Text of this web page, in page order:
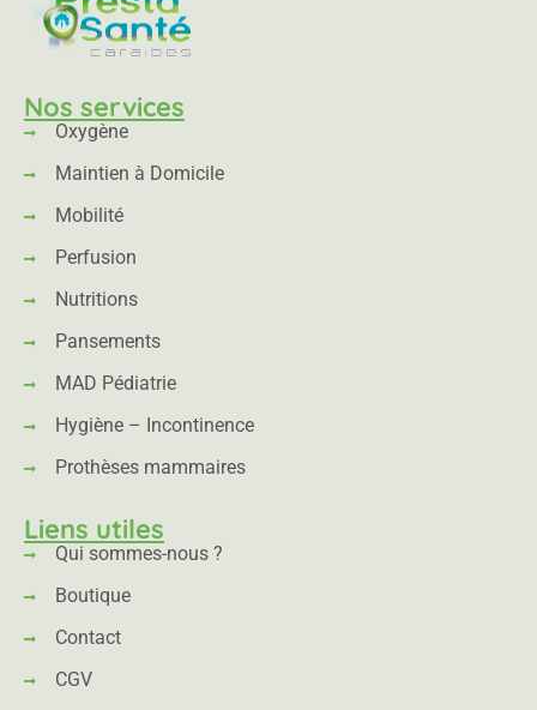
Nos services
Oxygène
Maintien à Domicile
Mobilité
Perfusion
Nutritions
Pansements
MAD Pédiatrie
Hygiène – Incontinence
Prothèses mammaires
Liens utiles
Qui sommes-nous ?
Boutique
Contact
CGV